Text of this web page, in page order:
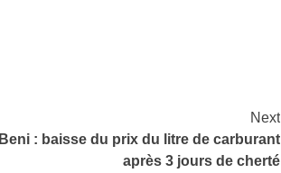
Next
Beni : baisse du prix du litre de carburant
après 3 jours de cherté